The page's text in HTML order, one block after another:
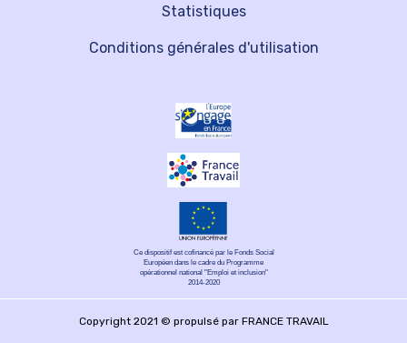
Statistiques
Conditions générales d'utilisation
Ce dispositif est cofinancé par le Fonds Social
Européen dans le cadre du Programme
opérationnel national "Emploi et inclusion"
2014-2020
Copyright 2021 © propulsé par FRANCE TRAVAIL